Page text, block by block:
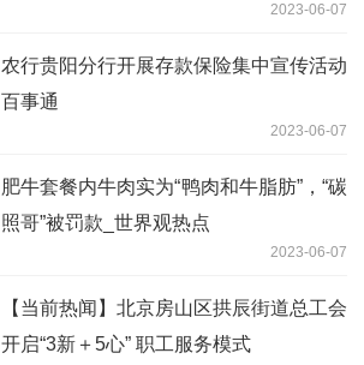
2023-06-07
农行贵阳分行开展存款保险集中宣传活动
百事通
2023-06-07
肥牛套餐内牛肉实为“鸭肉和牛脂肪”，“碳
照哥”被罚款_世界观热点
2023-06-07
【当前热闻】北京房山区拱辰街道总工会
开启“3新＋5心” 职工服务模式